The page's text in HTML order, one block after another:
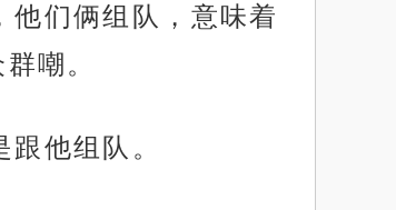
他们俩组队，意味着
嘲。
他组队。